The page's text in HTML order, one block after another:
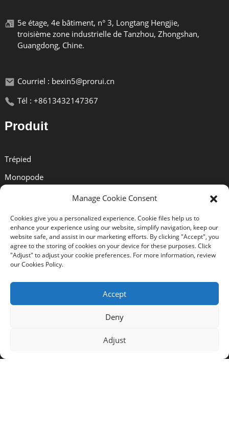
5e étage, 4e bâtiment, n° 3, Longtang Hengjie,
troisième zone industrielle de Tanzhou, Zhongshan,
Guangdong, Chine.
Courriel : bexin5@prorui.cn
Tél : +8613432147367
Produit
Trépied
Monopode
Plaque À Dégagement Rapide
Support D'objectif
Manage Cookie Consent
Cookies give you a personalized experience. Cookie files help us to
enhance your experience using our website, simplify navigation, keep our
website safe, and assist in our marketing efforts. By clicking "Accept", you
agree to the storing of cookies on your device for these purposes. Click
"Adjust" to adjust your cookie preferences. For more information, review
our Cookies Policy.
Accept
Deny
Adjust